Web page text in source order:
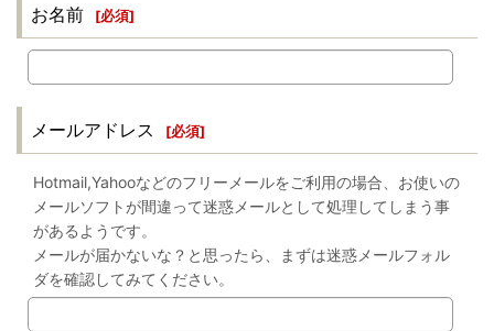
お名前 [必須]
メールアドレス [必須]
Hotmail,Yahooなどのフリーメールをご利用の場合、お使いの
メールソフトが間違って迷惑メールとして処理してしまう事
があるようです。
メールが届かないな？と思ったら、まずは迷惑メールフォル
ダを確認してみてください。